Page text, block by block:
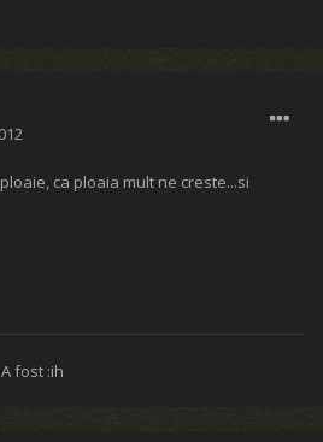
ca ploaia mult ne creste...si
fost :ih